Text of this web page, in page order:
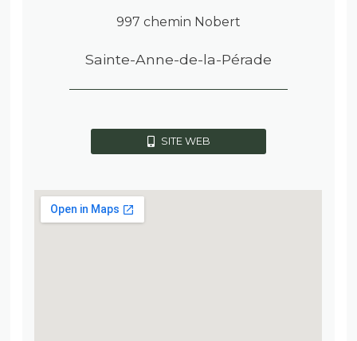
997 chemin Nobert
Sainte-Anne-de-la-Pérade
SITE WEB